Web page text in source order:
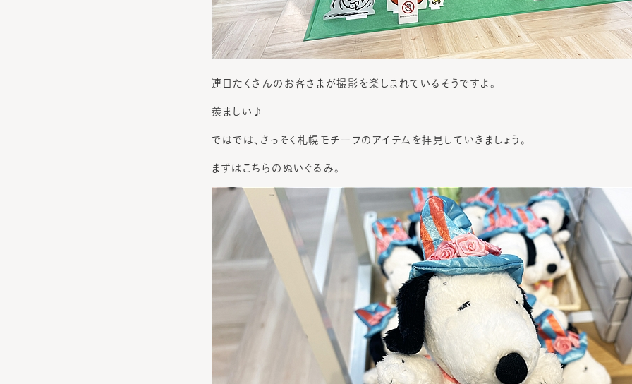
連日たくさんのお客さまが撮影を楽しまれているそうですよ。
羨ましい♪
ではでは、さっそく札幌モチーフのアイテムを拝見していきましょう。
まずはこちらのぬいぐるみ。